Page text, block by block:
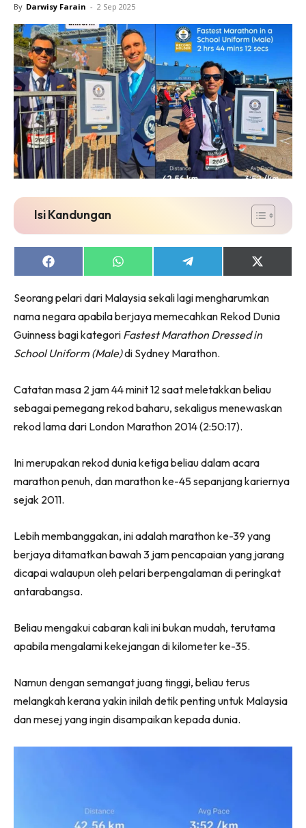
By Darwisy Farain - 2 Sep 2025
Isi Kandungan
Share
on
Share
on
Share
on
Share
on
(Twitter)
Seorang pelari dari Malaysia sekali lagi mengharumkan
nama negara apabila berjaya memecahkan Rekod Dunia
Guinness bagi kategori Fastest Marathon Dressed in
School Uniform (Male)di Sydney Marathon.
Catatan masa 2 jam 44 minit 12 saat meletakkan beliau
sebagai pemegang rekod baharu, sekaligus menewaskan
rekod lama dari London Marathon 2014 (2:50:17).
Ini merupakan rekod dunia ketiga beliau dalam acara
marathon penuh, dan marathon ke-45 sepanjang kariernya
sejak 2011.
Lebih membanggakan, ini adalah marathon ke-39 yang
berjaya ditamatkan bawah 3 jam pencapaian yang jarang
dicapai walaupun oleh pelari berpengalaman di peringkat
antarabangsa.
Beliau mengakui cabaran kali ini bukan mudah, terutama
apabila mengalami kekejangan di kilometer ke-35.
Namun dengan semangat juang tinggi, beliau terus
melangkah kerana yakin inilah detik penting untuk Malaysia
dan mesej yang ingin disampaikan kepada dunia.